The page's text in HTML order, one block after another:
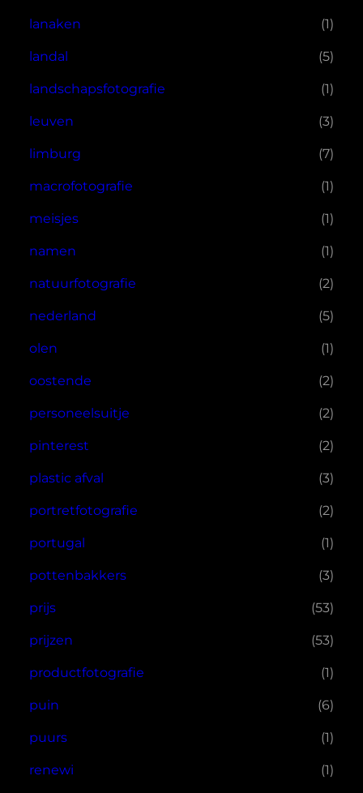
lanaken (1)
landal (5)
landschapsfotografie (1)
leuven (3)
limburg (7)
macrofotografie (1)
meisjes (1)
namen (1)
natuurfotografie (2)
nederland (5)
olen (1)
oostende (2)
personeelsuitje (2)
pinterest (2)
plastic afval (3)
portretfotografie (2)
portugal (1)
pottenbakkers (3)
prijs (53)
prijzen (53)
productfotografie (1)
puin (6)
puurs (1)
renewi (1)